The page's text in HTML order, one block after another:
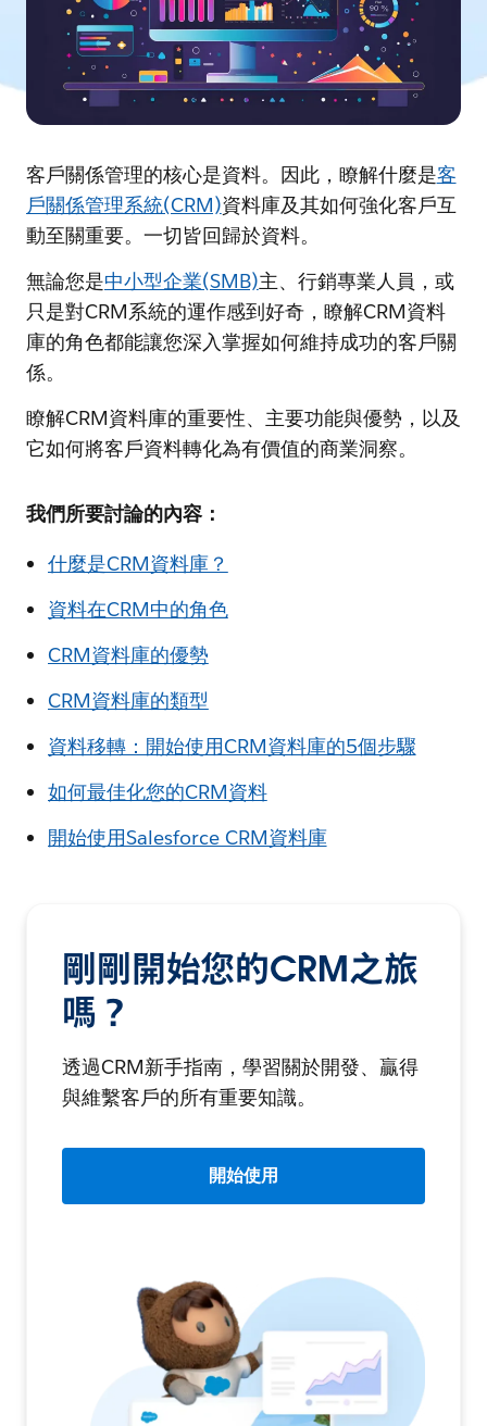
客戶關係管理的核心是資料。因此，瞭解什麼是客
戶關係管理系統(CRM)資料庫及其如何強化客戶互
動至關重要。一切皆回歸於資料。
無論您是中小型企業(SMB)主、行銷專業人員，或
只是對CRM系統的運作感到好奇，瞭解CRM資料
庫的角色都能讓您深入掌握如何維持成功的客戶關
係。
瞭解CRM資料庫的重要性、主要功能與優勢，以及
它如何將客戶資料轉化為有價值的商業洞察。
我們所要討論的內容：
什麼是CRM資料庫？
資料在CRM中的角色
CRM資料庫的優勢
CRM資料庫的類型
資料移轉：開始使用CRM資料庫的5個步驟
如何最佳化您的CRM資料
開始使用Salesforce CRM資料庫
剛剛開始您的CRM之旅
嗎？
透過CRM新手指南，學習關於開發、贏得
與維繫客戶的所有重要知識。
開始使用